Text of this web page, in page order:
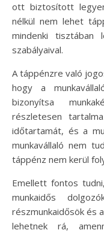
ott biztosított
nélkül nem lehet
mindenki
szabályaival.
A táppénzre való
hogy a
bizonyítsa
részletesen
időtartamát, és a
munkavállaló nem
táppénz nem kerül
Emellett fontos
munkaidős
részmunkaidősök és
lehetnek rá,